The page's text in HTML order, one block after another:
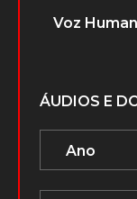
Voz
ÁUDIOS E